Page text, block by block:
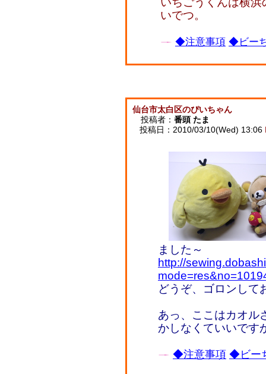
いでつ。
◆注意事項 ◆ビー
仙台市太白区のぴいちゃん
投稿者： 番頭 たま
投稿日：2010/03/10(Wed) 13:06
ました～
http://
どうぞ、ゴロンして
あっ、ここはカオル
かしなくていいです
◆注意事項 ◆ビー